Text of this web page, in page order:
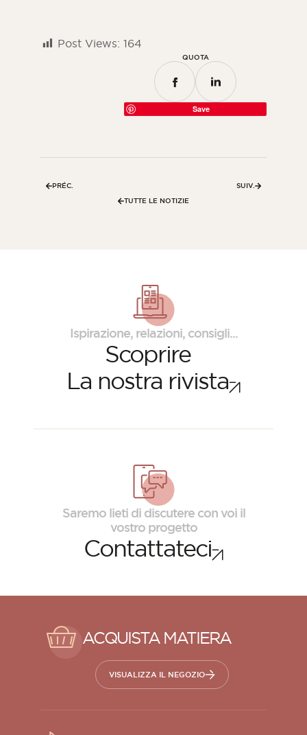
Post Views: 164
QUOTA
Save
TUTTE LE NOTIZIE
PRÉC. SUIV.
Ispirazione, relazioni, consigli...
Scoprire
La nostra rivista
Saremo lieti di discutere con voi il
vostro progetto
Contattateci
ACQUISTA MATIERA
VISUALIZZA IL NEGOZIO